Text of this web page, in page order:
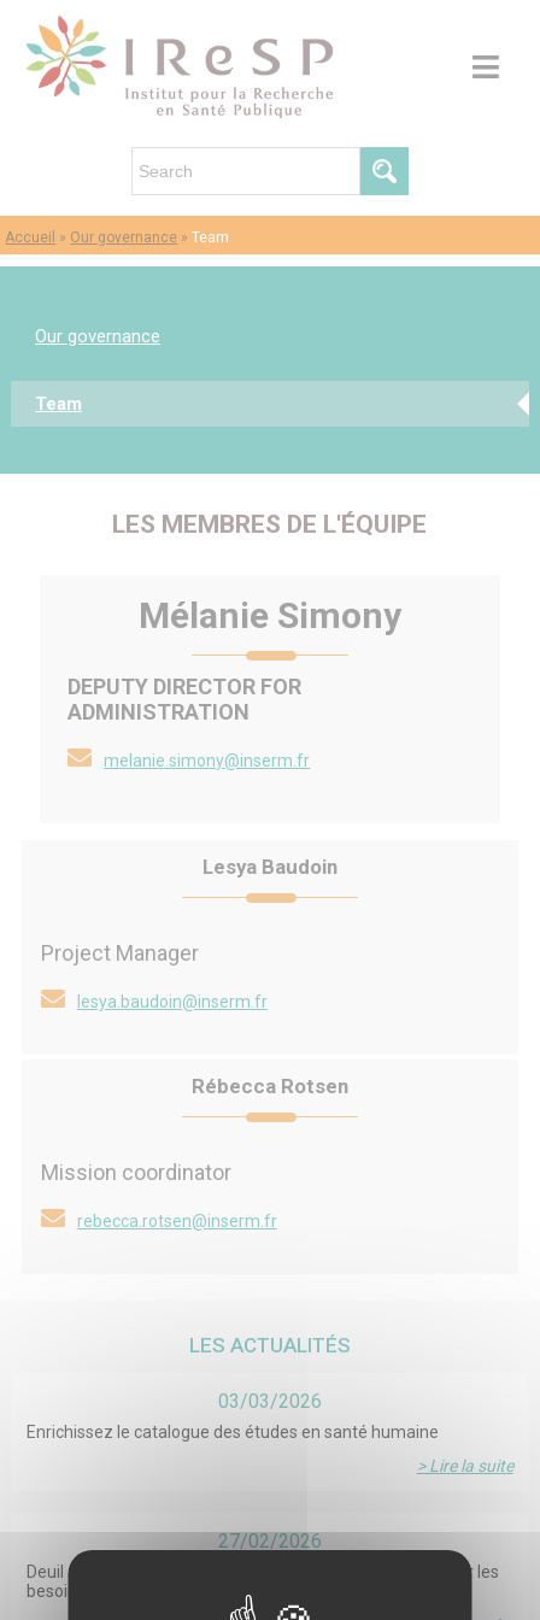
Accueil » Our governance »Team
Our governance
Team
LES MEMBRES DE L'ÉQUIPE
Mélanie Simony
DEPUTY DIRECTOR FOR
ADMINISTRATION
melanie.simony@inserm.fr
Lesya Baudoin
Project Manager
lesya.baudoin@inserm.fr
Rébecca Rotsen
Mission coordinator
rebecca.rotsen@inserm.fr
LES ACTUALITÉS
03/03/2026
Enrichissez le catalogue des études en santé humaine
> Lire la suite
27/02/2026
Deuil après suicide : résultats de la recherche ESPOIR²S sur les
besoins et l’accompagnement numérique